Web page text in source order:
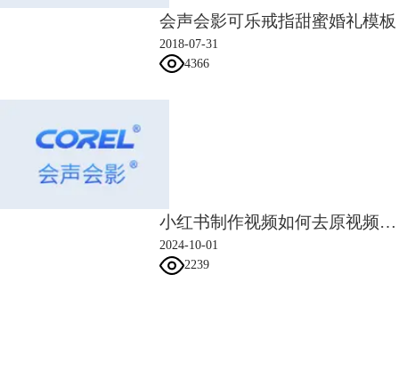
复杂、操作繁琐，是令很多剪辑新手头疼的问题。使用会声会影视频剪辑
软件制作运动追踪效果，就会感觉轻松很多。
软件会使用智能算法分析画面，只需要指定视频中的追踪点或区域，会声
会影就会自动分析出追踪路径，并生成可替换素材。搭配软件的“高级动
会声会影可乐戒指甜蜜婚礼模板
2018-07-31
4366
小红书制作视频如何去原视频音乐 小红书制作视频如何选择音乐
2024-10-01
2239